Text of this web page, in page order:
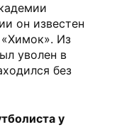
он известен
Из
уволен в
без
у